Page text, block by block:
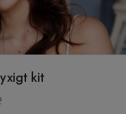
kit